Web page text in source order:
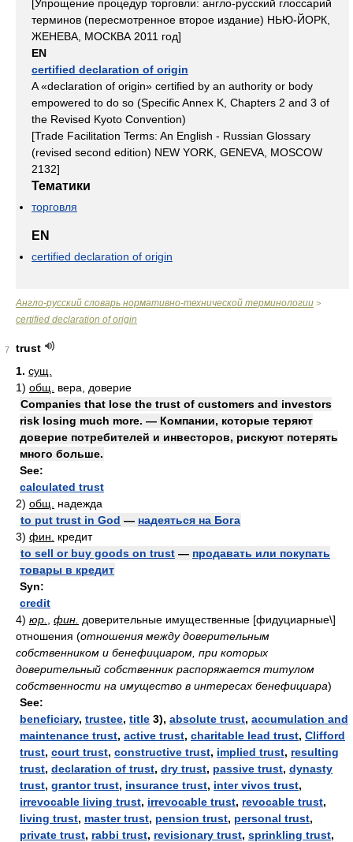
[Упрощение процедур торговли: англо-русский глоссарий
терминов (пересмотренное второе издание) НЬЮ-ЙОРК,
ЖЕНЕВА, МОСКВА 2011 год]
EN
certified declaration of origin
A «declaration of origin» certified by an authority or body
empowered to do so (Specific Annex K, Chapters 2 and 3 of
the Revised Kyoto Convention)
[Trade Facilitation Terms: An English - Russian Glossary
(revised second edition) NEW YORK, GENEVA, MOSCOW
2132]
Тематики
торговля
EN
certified declaration of origin
Англо-русский словарь нормативно-технической терминологии >
certified declaration of origin
7
trust
1. сущ.
1) общ.
вера, доверие
Companies that lose the trust of customers and investors
risk losing much more. — Компании, которые теряют
доверие потребителей и инвесторов, рискуют потерять
много больше.
See:
calculated trust
2) общ.
надежда
to put trust in God — надеяться на Бога
3) фин.
кредит
to sell or buy goods on trust — продавать или покупать
товары в кредит
Syn:
credit
4) юр. фин. доверительные имущественные [фидуциарные\]
отношения (отношения между доверительным
собственником и бенефициаром, при которых
доверительный собственник распоряжается титулом
собственности на имущество в интересах бенефициара)
See:
beneficiary, trustee, title 3), absolute trust, accumulation and
maintenance trust, active trust, charitable lead trust, Clifford
trust, court trust, constructive trust, implied trust, resulting
trust, declaration of trust, dry trust, passive trust, dynasty
trust, grantor trust, insurance trust, inter vivos trust,
irrevocable living trust, irrevocable trust, revocable trust,
living trust, master trust, pension trust, personal trust,
private trust, rabbi trust, revisionary trust, sprinkling trust,